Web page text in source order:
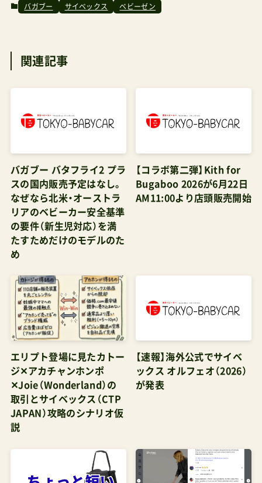
論むならメリオ＋リベルで乗り換えていくサイベ
として６ヶ月からの乗車を待たず生後３ヶ月～４
齢浅い乳児のためには本当はフラットにリクライ
シートの構造も良いからシートクッションを足し
てあげることで３ヶ月目ぐらいからなら「子ども
の様子を見ながら」の大前提で「気をつけながら」
なら乗せていいと思っている。実際に私ならそう
するし。そうしている人もInstagramなんかで良
く見かけます。その時、買うべきぴったりサイズの
トシートライナー」。これがまた高いんだわ。将来
ベビーカー本体の売却を視野に入れていたり、シ
ートの洗い替えの手間を考えると良い商品だけれ
ど、これも想定して予算組すると8万円コースを覚
悟しておかなければならなくなる。 バガブーデュ
アルコンフォートシートライナー ¥12,100
Amazonで探す 楽天市場で探す Yahoo!で探す オ
ルフェオなら約半額の4.5万円程度で買えるの
そもそも同じカテゴリーの商品ではないというこ
と。バタフライは国内メーカーの「軽い」ベビーカ
バガブー サイベックス ベビーゼン
関連記事
バガブー バタフライ2 プラ
スの国内販売予定はなし。
なぜなら北米・オーストラ
リアのベビーカー安全基準
の要件（新生児対応）を満
たすためだけのモデルのた
め
【コラボ第二弾】Kith for
Bugaboo 2026が6月22日
AM11:00より店頭販売開始
エリプト登場に見たカトー
ジ✕アカチャンホンポ
✕Joie（Wonderland）の
取引とサイベックス（CTP
JAPAN）攻略のシナリオ仮
説
【速報】海外公式でサイベ
ックス オルフェオ（2026）
が発表